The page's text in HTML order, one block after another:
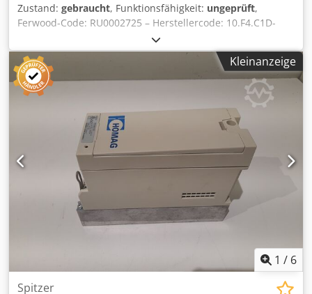
Zustand: gebraucht, Funktionsfähigkeit: ungeprüft,
Ferwood-Code: RU0002725 – Herstellercode: 10.F4.C1D-
4M00 – Zustand: Gebraucht – Funktionalität: Nicht geprüft
– Kompatible Maschine: CNC – KANTENANLEIMMASCHINE
IMA COMBIMA – IMA BIMA – HOMAG – WEEKE – Bei
Interesse bieten wir einen Überholungsservice an,
kontaktieren Sie uns. Dodpfswnn T Usx Akajck
Kleinanzeige
1 / 6
Spitzer